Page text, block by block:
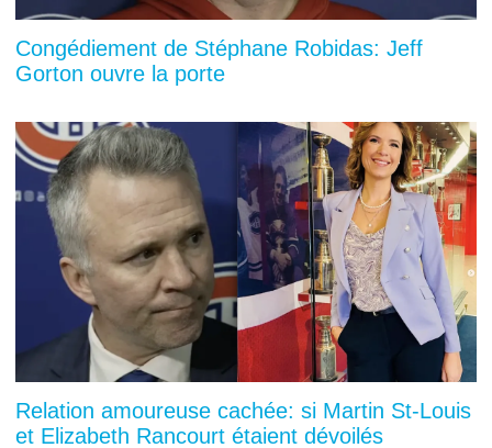
Congédiement de Stéphane Robidas: Jeff
Gorton ouvre la porte
Relation amoureuse cachée: si Martin St-Louis
et Elizabeth Rancourt étaient dévoilés